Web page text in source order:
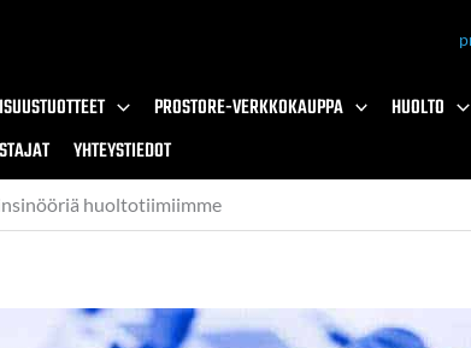
PROSTORE-VERKKOKAUPPA
HUOLTO
YHTEYSTIEDOT
huoltotiimiimme